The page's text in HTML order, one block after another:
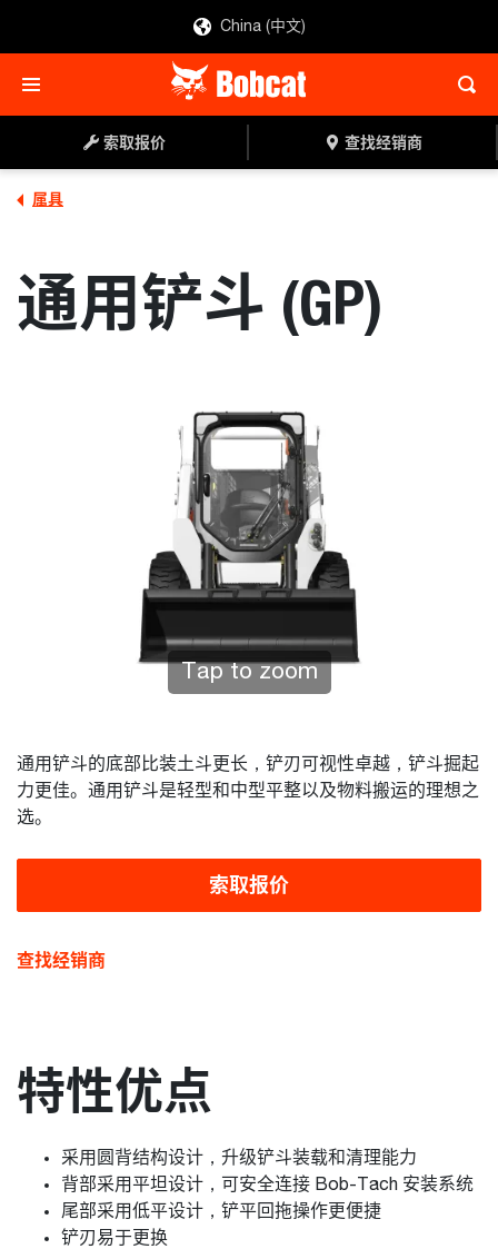
China (中文)
索取报价 查找经销商
属具
通用铲斗 (GP)
Tap to zoom
通用铲斗的底部比装土斗更长，铲刃可视性卓越，铲斗掘起
力更佳。通用铲斗是轻型和中型平整以及物料搬运的理想之
选。
索取报价
查找经销商
特性优点
采用圆背结构设计，升级铲斗装载和清理能力
背部采用平坦设计，可安全连接 Bob-Tach 安装系统
尾部采用低平设计，铲平回拖操作更便捷
铲刃易于更换
查找经销商